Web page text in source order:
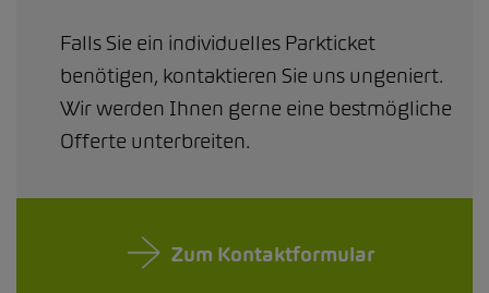
Falls Sie ein individuelles Parkticket
benötigen, kontaktieren Sie uns ungeniert.
Wir werden Ihnen gerne eine bestmögliche
Offerte unterbreiten.
Zum Kontaktformular